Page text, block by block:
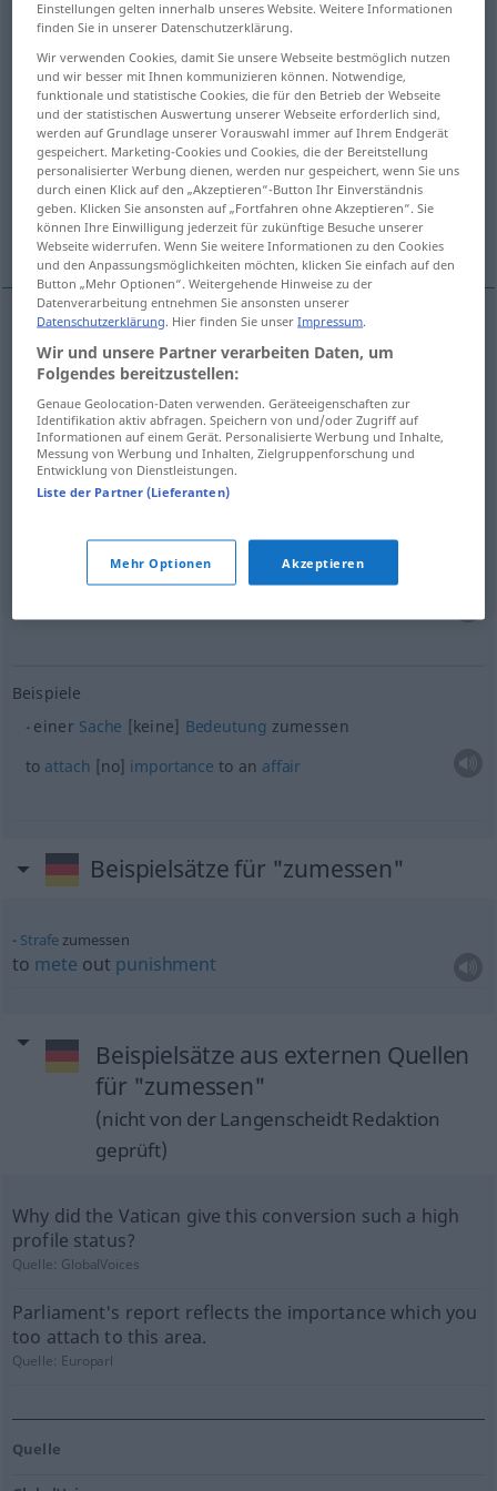
Übersicht aller Übersetzungen
(Für mehr Details die Übersetzung anklicken/antippen)
to mete out to...
to attach [no] importance to an affair
to dole out...
Beispiele
jemandem etwaszumessen
Essen, Land, Arbeit
toallot(odissue, apportion)sth tosb
jemandemetwaszumessen
Strafe
knapp(odsparsam) zumessen
Beispiele
einer Sache [keine] Bedeutung zumessen
to attach [no] importance to an affair
Beispielsätze für "zumessen"
Strafezumessen
to mete out punishment
Beispielsätze aus externen Quellen
für "zumessen"
(nicht von der Langenscheidt Redaktion
geprüft)
Why did the Vatican give this conversion such a high
profile status?
Quelle: GlobalVoices
Parliament's report reflects the importance which you
too attach to this area.
Quelle: Europarl
Quelle
Einstellungen gelten innerhalb unseres Website. Weitere Informationen
finden Sie in unserer Datenschutzerklärung.
Wir verwenden Cookies, damit Sie unsere Webseite bestmöglich nutzen
und wir besser mit Ihnen kommunizieren können. Notwendige,
funktionale und statistische Cookies, die für den Betrieb der Webseite
und der statistischen Auswertung unserer Webseite erforderlich sind,
werden auf Grundlage unserer Vorauswahl immer auf Ihrem Endgerät
gespeichert. Marketing-Cookies und Cookies, die der Bereitstellung
personalisierter Werbung dienen, werden nur gespeichert, wenn Sie uns
durch einen Klick auf den „Akzeptieren“-Button Ihr Einverständnis
geben. Klicken Sie ansonsten auf „Fortfahren ohne Akzeptieren“. Sie
können Ihre Einwilligung jederzeit für zukünftige Besuche unserer
Webseite widerrufen. Wenn Sie weitere Informationen zu den Cookies
und den Anpassungsmöglichkeiten möchten, klicken Sie einfach auf den
Button „Mehr Optionen“. Weitergehende Hinweise zu der
Datenverarbeitung entnehmen Sie ansonsten unserer
Datenschutzerklärung. Hier finden Sie unserImpressum.
Wir und unsere Partner verarbeiten Daten, um
Folgendes bereitzustellen:
Genaue Geolocation-Daten verwenden. Geräteeigenschaften zur
Identifikation aktiv abfragen. Speichern von und/oder Zugriff auf
Informationen auf einem Gerät. Personalisierte Werbung und Inhalte,
Messung von Werbung und Inhalten, Zielgruppenforschung und
Entwicklung von Dienstleistungen.
Liste der Partner (Lieferanten)
Mehr Optionen Akzeptieren